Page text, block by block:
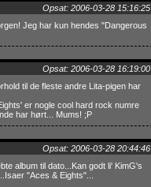
Opsat: 2006-03-28 15:16:25
Jeg har kun hendes "Dangerous
Opsat: 2006-03-28 16:19:00
til de fleste andre Lita-pigen har
er nogle cool hard rock numre
har hørt... Mums! ;P
Opsat: 2006-03-28 20:44:46
album til dato...Kan godt li' KimG's
"Aces & Eights"...